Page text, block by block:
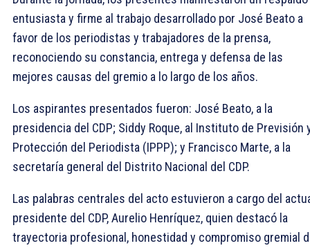
entusiasta y firme al trabajo desarrollado por José Beato a
favor de los periodistas y trabajadores de la prensa,
reconociendo su constancia, entrega y defensa de las
mejores causas del gremio a lo largo de los años.
Los aspirantes presentados fueron: José Beato, a la
presidencia del CDP; Siddy Roque, al Instituto de Previsión
Protección del Periodista (IPPP); y Francisco Marte, a la
secretaría general del Distrito Nacional del CDP.
Las palabras centrales del acto estuvieron a cargo del
presidente del CDP, Aurelio Henríquez, quien destacó la
trayectoria profesional, honestidad y compromiso gremial